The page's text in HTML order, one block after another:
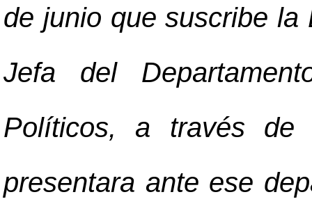
de junio que suscribe
Jefa del
Políticos, a través
presentara ante ese